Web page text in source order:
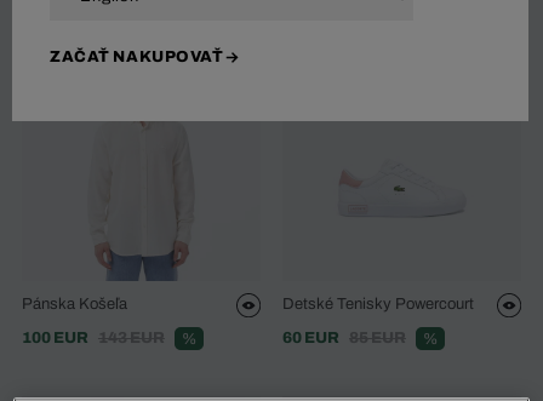
34 Výsledok
Pánska Košeľa
100 EUR
143 EUR %
Detské Tenisky Powercourt
60 EUR
85 EUR %
ZAČAŤ NAKUPOVAŤ